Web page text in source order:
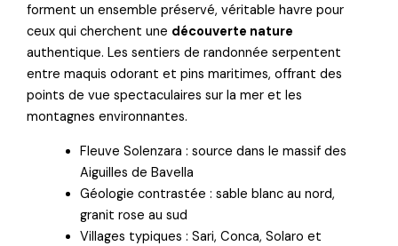
forment un ensemble préservé, véritable havre pour
ceux qui cherchent une découverte nature
authentique. Les sentiers de randonnée serpentent
entre maquis odorant et pins maritimes, offrant des
points de vue spectaculaires sur la mer et les
montagnes environnantes.
Fleuve Solenzara : source dans le massif des
Aiguilles de Bavella
Géologie contrastée : sable blanc au nord,
granit rose au sud
Villages typiques : Sari, Conca, Solaro et